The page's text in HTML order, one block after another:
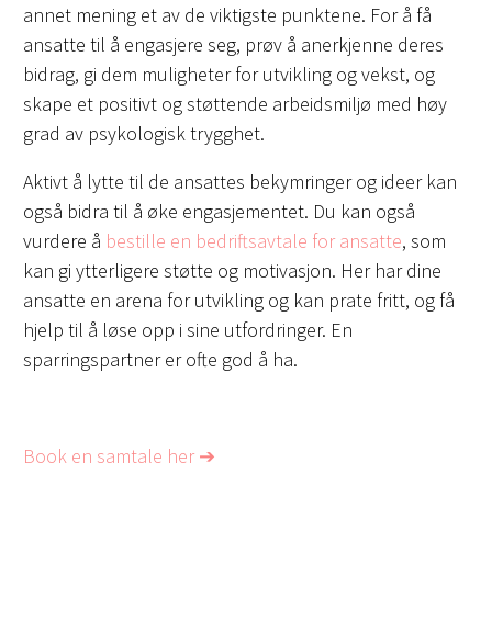
annet mening et av de viktigste punktene. For å få
ansatte til å engasjere seg, prøv å anerkjenne deres
bidrag, gi dem muligheter for utvikling og vekst, og
skape et positivt og støttende arbeidsmiljø med høy
grad av psykologisk trygghet.
Aktivt å lytte til de ansattes bekymringer og ideer kan
også bidra til å øke engasjementet. Du kan også
vurdere å bestille en bedriftsavtale for ansatte, som
kan gi ytterligere støtte og motivasjon. Her har dine
ansatte en arena for utvikling og kan prate fritt, og få
hjelp til å løse opp i sine utfordringer. En
sparringspartner er ofte god å ha.
Book en samtale her ➔